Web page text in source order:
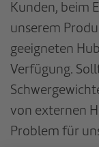
Kunden, beim
unserem
geeigneten
Verfügung.
von externen
Problem für